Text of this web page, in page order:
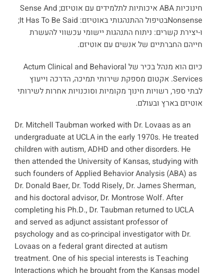
חינוכיות ABA איכותיות לתלמידים עם אוטיזם; Sense And
Nonsenseבטיפול ההתנהגותי באוטיזם: It Has To Be Said;
ו-יצירת קשרים: ניתוח התנהגות יישומי עכשווי להעשרת
חייהם החברתיים של אנשים עם אוטיזם.
כיום הוא מנהל בכיר של Actum Clinical and Behavioral
Services. אקטום מספקת שירותי תמיכה, הדרכה וייעוץ
לבתי ספר, רשויות חינוך מקומיות וסוכנויות אחרות לשירותי
אוטיזם בארץ ובעולם.
Dr. Mitchell Taubman worked with Dr. Lovaas as an
undergraduate at UCLA in the early 1970s. He treated
children with autism, ADHD and other disorders. He
then attended the University of Kansas, studying with
such founders of Applied Behavior Analysis (ABA) as
Dr. Donald Baer, Dr. Todd Risely, Dr. James Sherman,
and his doctoral advisor, Dr. Montrose Wolf. After
completing his Ph.D., Dr. Taubman returned to UCLA
and served as adjunct assistant professor of
psychology and as co-principal investigator with Dr.
Lovaas on a federal grant directed at autism
treatment. One of his special interests is Teaching